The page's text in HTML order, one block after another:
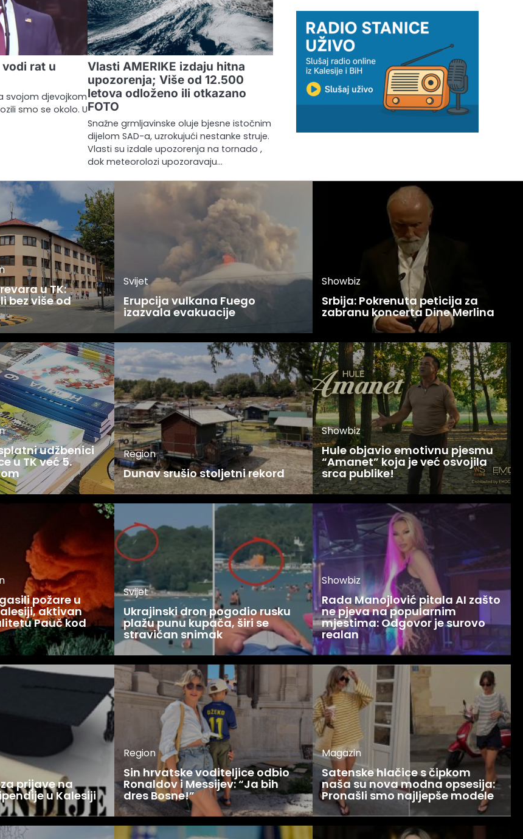
rat u
svojom djevojkom
smo se okolo. U
Vlasti AMERIKE izdaju hitna
upozorenja; Više od 12.500
letova odloženo ili otkazano
FOTO
Snažne grmljavinske oluje bjesne istočnim
dijelom SAD-a, uzrokujući nestanke struje.
Vlasti su izdale upozorenja na tornado ,
dok meteorolozi upozoravaju…
u TK:
bez više od
udžbenici
u TK već 5.
požare u
aktivan
Pauč kod
prijave na
u Kalesiji
Svijet
Erupcija vulkana Fuego
izazvala evakuacije
Region
Dunav srušio stoljetni rekord
Svijet
Ukrajinski dron pogodio rusku
plažu punu kupača, širi se
stravičan snimak
Region
Sin hrvatske voditeljice odbio
Ronaldov i Messijev: “Ja bih
dres Bosne!”
Showbiz
Srbija: Pokrenuta peticija za
zabranu koncerta Dine Merlina
Showbiz
Hule objavio emotivnu pjesmu
“Amanet” koja je već osvojila
srca publike!
Showbiz
Rada Manojlović pitala AI zašto
ne pjeva na popularnim
mjestima: Odgovor je surovo
realan
Magazin
Satenske hlačice s čipkom
naša su nova modna opsesija:
Pronašli smo najljepše modele